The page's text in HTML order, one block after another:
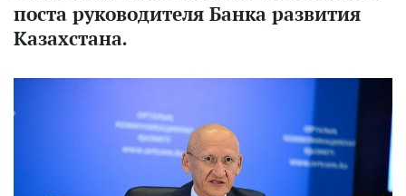
поста руководителя Банка развития
Казахстана.